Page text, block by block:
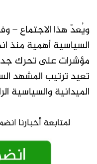
ويُعدّ هذا الاجتماع –
السياسية أهمية منذ
مؤشرات على تحرك
تعيد ترتيب المشهد
الميدانية والسياسية